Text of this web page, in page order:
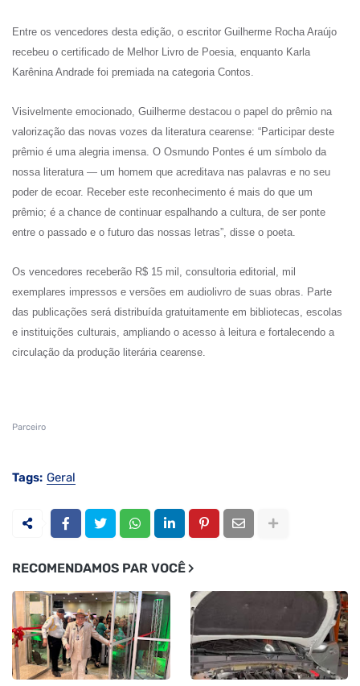
Entre os vencedores desta edição, o escritor Guilherme Rocha Araújo
recebeu o certificado de Melhor Livro de Poesia, enquanto Karla
Karênina Andrade foi premiada na categoria Contos.
Visivelmente emocionado, Guilherme destacou o papel do prêmio na
valorização das novas vozes da literatura cearense: “Participar deste
prêmio é uma alegria imensa. O Osmundo Pontes é um símbolo da
nossa literatura — um homem que acreditava nas palavras e no seu
poder de ecoar. Receber este reconhecimento é mais do que um
prêmio; é a chance de continuar espalhando a cultura, de ser ponte
entre o passado e o futuro das nossas letras”, disse o poeta.
Os vencedores receberão R$ 15 mil, consultoria editorial, mil
exemplares impressos e versões em audiolivro de suas obras. Parte
das publicações será distribuída gratuitamente em bibliotecas, escolas
e instituições culturais, ampliando o acesso à leitura e fortalecendo a
circulação da produção literária cearense.
Parceiro
Tags: Geral
RECOMENDAMOS PAR VOCÊ